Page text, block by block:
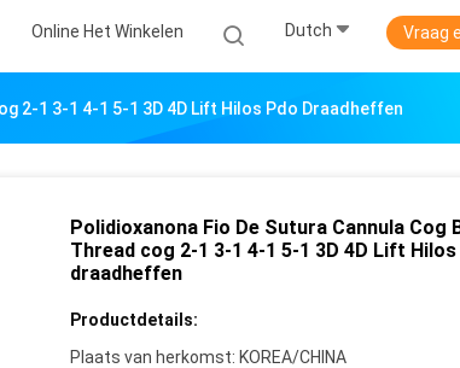
Online Het Winkelen Dutch Vraag
2-1 3-1 4-1 5-1 3D 4D Lift Hilos Pdo Draadheffen
Polidioxanona Fio De Sutura Cannula Cog
Thread cog 2-1 3-1 4-1 5-1 3D 4D Lift Hilos
draadheffen
Productdetails:
Plaats van herkomst: KOREA/CHINA